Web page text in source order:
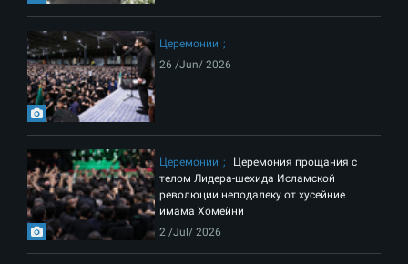
Церемонии
26 /Jun/ 2026
Церемонии
Церемония прощания с
телом Лидера-шехида Исламской
революции неподалеку от хусейние
имама Хомейни
2 /Jul/ 2026